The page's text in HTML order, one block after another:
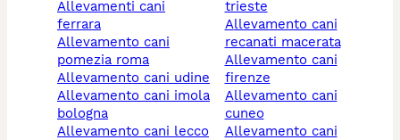
allevamenti cani
ferrara
allevamento cani
pomezia roma
allevamento cani udine
allevamento cani imola
bologna
allevamento cani lecco
trieste
allevamento cani
recanati macerata
allevamento cani
firenze
allevamento cani
cuneo
allevamento cani